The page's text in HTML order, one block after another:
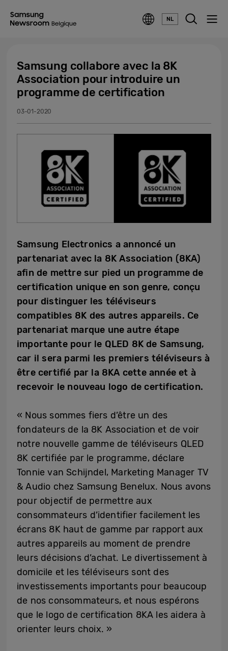
NL
Samsung collabore avec la 8K
Association pour introduire un
programme de certification
03-01-2020
Samsung Electronics a annoncé un
partenariat avec la 8K Association (8KA)
afin de mettre sur pied un programme de
certification unique en son genre, conçu
pour distinguer les téléviseurs
compatibles 8K des autres appareils. Ce
partenariat marque une autre étape
importante pour le QLED 8K de Samsung,
car il sera parmi les premiers téléviseurs à
être certifié par la 8KA cette année et à
recevoir le nouveau logo de certification.
« Nous sommes fiers d’être un des
fondateurs de la 8K Association et de voir
notre nouvelle gamme de téléviseurs QLED
8K certifiée par le programme, déclare
Tonnie van Schijndel, Marketing Manager TV
& Audio chez Samsung Benelux. Nous avons
pour objectif de permettre aux
consommateurs d’identifier facilement les
écrans 8K haut de gamme par rapport aux
autres appareils au moment de prendre
leurs décisions d’achat. Le divertissement à
domicile et les téléviseurs sont des
investissements importants pour beaucoup
de nos consommateurs, et nous espérons
que le logo de certification 8KA les aidera à
orienter leurs choix. »